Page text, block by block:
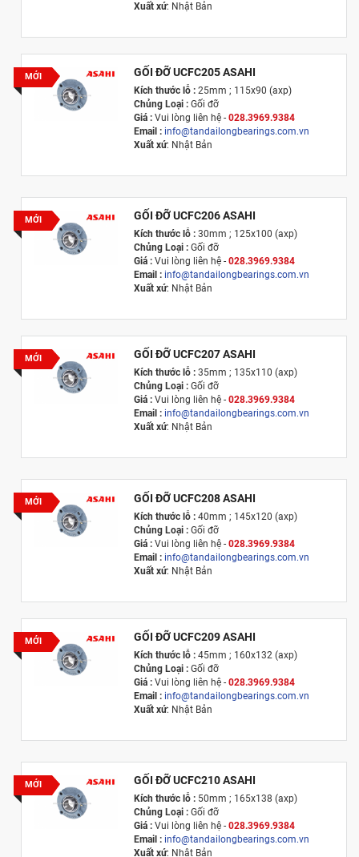
Xuất xứ: Nhật Bản
MỚI GỐI ĐỠ UCFC205 ASAHI
Kích thước lỗ : 25mm ; 115x90 (axp)
Chủng Loại : Gối đỡ
Giá :Vui lòng l iên hệ - 028.3969.9384
Email : info@tandailongbearings.com.vn
Xuất xứ: Nhật Bản
MỚI GỐI ĐỠ UCFC206 ASAHI
Kích thước lỗ : 30mm ; 125x100 (axp)
Chủng Loại : Gối đỡ
Giá :Vui lòng l iên hệ - 028.3969.9384
Email : info@tandailongbearings.com.vn
Xuất xứ: Nhật Bản
MỚI GỐI ĐỠ UCFC207 ASAHI
Kích thước lỗ : 35mm ; 135x110 (axp)
Chủng Loại : Gối đỡ
Giá :Vui lòng l iên hệ - 028.3969.9384
Email : info@tandailongbearings.com.vn
Xuất xứ: Nhật Bản
MỚI GỐI ĐỠ UCFC208 ASAHI
Kích thước lỗ : 40mm ; 145x120 (axp)
Chủng Loại : Gối đỡ
Giá :Vui lòng liên hệ - 028.3969.9384
Email : info@tandailongbearings.com.vn
Xuất xứ: Nhật Bản
MỚI GỐI ĐỠ UCFC209 ASAHI
Kích thước lỗ : 45mm ; 160x132 (axp)
Chủng Loại : Gối đỡ
Giá :Vui lòng liên hệ - 028.3969.9384
Email : info@tandailongbearings.com.vn
Xuất xứ: Nhật Bản
MỚI GỐI ĐỠ UCFC210 ASAHI
Kích thước lỗ : 50mm ; 165x138 (axp)
Chủng Loại : Gối đỡ
Giá :Vui lòng liên hệ - 028.3969.9384
Email : info@tandailongbearings.com.vn
Xuất xứ: Nhật Bản